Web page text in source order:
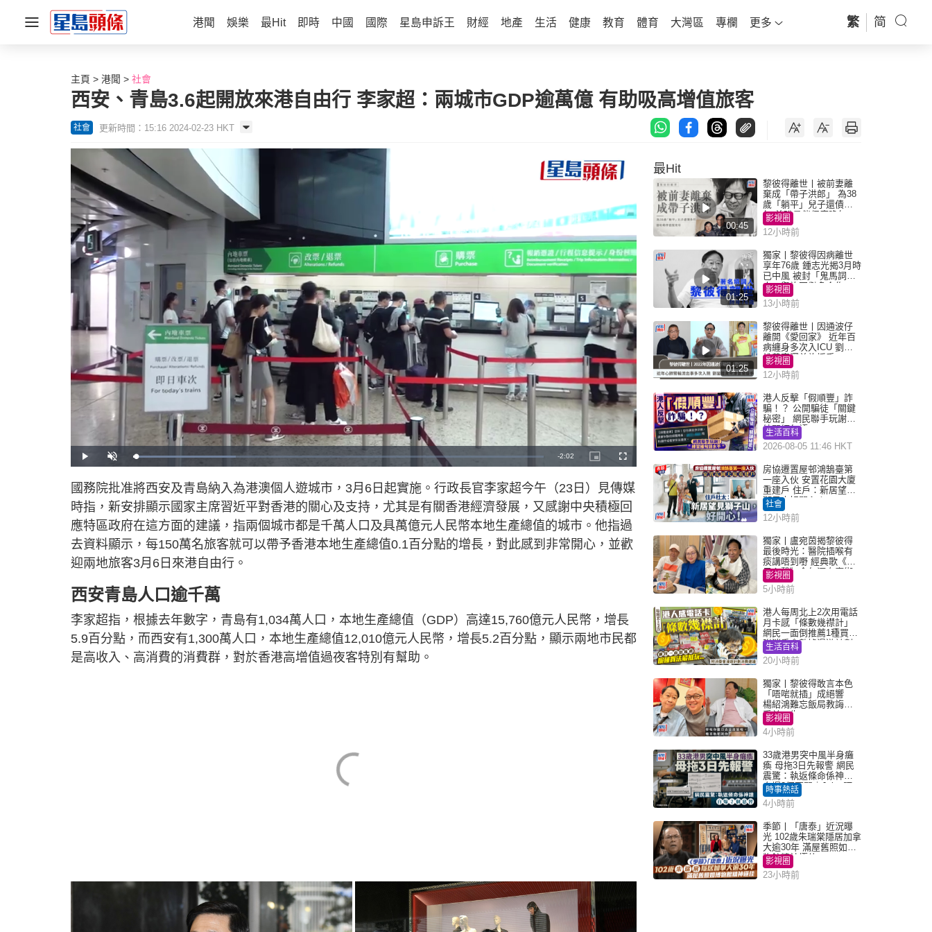
港聞 娛樂 最Hit 即時 中國 國際 星島申訴王 財經 地產 生活 健康 教育 體育 大灣區 專欄 更多 繁 简
主頁 港聞 社會
西安、青島3.6起開放來港自由行 李家超：兩城市GDP逾萬億 有助吸高增值旅客
社會 更新時間：15:16 2024-02-23 HKT
P
l
U
n
u
t
e
L
o
e
d
:
2
5
.
0
%
R
a
g
T
-2:02
P
i
e
-
n
c
F
u
s
c
r
e
n
國務院批准將西安及青島納入為港澳個人遊城市，3月6日起實施。行政長官李家超今午（23日）見傳媒
時指，新安排顯示國家主席習近平對香港的關心及支持，尤其是有關香港經濟發展，又感謝中央積極回
應特區政府在這方面的建議，指兩個城市都是千萬人口及具萬億元人民幣本地生產總值的城市。他指過
去資料顯示，每150萬名旅客就可以帶予香港本地生產總值0.1百分點的增長，對此感到非常開心，並歡
迎兩地旅客3月6日來港自由行。
西安青島人口逾千萬
李家超指，根據去年數字，青島有1,034萬人口，本地生產總值（GDP）高達15,760億元人民幣，增長
5.9百分點，而西安有1,300萬人口，本地生產總值12,010億元人民幣，增長5.2百分點，顯示兩地市民都
是高收入、高消費的消費群，對於香港高增值過夜客特別有幫助。
最Hit
00:45
黎彼得離世丨被前妻離
棄成「帶子洪郎」 為38
歲「躺平」兒子還債多
年 曾盼尋伴侶度晚年
影視圈
12小時前
01:25
獨家丨黎彼得因病離世
享年76歲 鍾志光揭3月時
已中風 被封「鬼馬詞
人」與許冠傑多合作
影視圈
13小時前
01:25
黎彼得離世丨因通波仔
離開《愛回家》 近年百
病纏身多次入ICU 劉鑾
雄黃宗澤曾施援手
影視圈
12小時前
港人反擊「假順豐」詐
騙！？ 公開騙徒「關鍵
秘密」 網民聯手玩謝：
練習緬甸語
生活百科
2026-08-05 11:46 HKT
房協遷置屋邨鴻鵠臺第
一座入伙 安置花園大廈
重建戶 住戶：新居望見
獅子山好開心！
社會
12小時前
獨家丨盧宛茵揭黎彼得
最後時光：醫院插喉有
痰講唔到嘢 經典歌《浪
子心聲》金句源自廟街
睇相佬
影視圈
5小時前
港人每周北上2次用電話
月卡感「條數幾襟計」
網民一面倒推薦1種買法
附消委會數據漫遊計劃
消費提示
生活百科
20小時前
獨家丨黎彼得敢言本色
「唔啱就插」成絕響
楊紹鴻難忘飯局教誨：
受益一生
影視圈
4小時前
33歲港男突中風半身癱
瘓 母拖3日先報警 網民
震驚：執返條命係神蹟
自爆2個惡習｜Juicy叮
時事熱話
4小時前
季節丨「唐泰」近況曝
光 102歲朱瑞棠隱居加拿
大逾30年 滿屋舊照如博
物館精神極佳
影視圈
23小時前